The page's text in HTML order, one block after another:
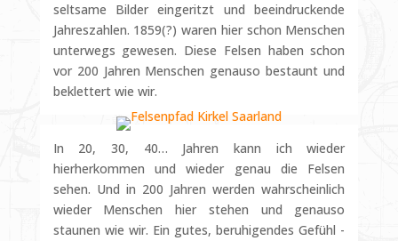
seltsame Bilder eingeritzt und beeindruckende
Jahreszahlen. 1859(?) waren hier schon Menschen
unterwegs gewesen. Diese Felsen haben schon
vor 200 Jahren Menschen genauso bestaunt und
beklettert wie wir.
In 20, 30, 40… Jahren kann ich wieder
hierherkommen und wieder genau die Felsen
sehen. Und in 200 Jahren werden wahrscheinlich
wieder Menschen hier stehen und genauso
staunen wie wir. Ein gutes, beruhigendes Gefühl -